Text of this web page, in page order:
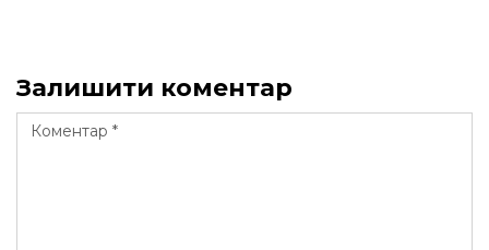
Залишити коментар